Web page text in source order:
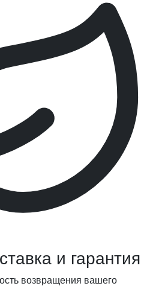
и гарантия
возвращения вашего